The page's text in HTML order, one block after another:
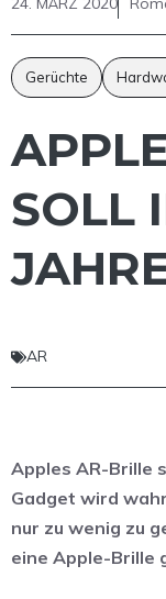
Gerüchte
SOLL
AR
Apples AR-Brille
Gadget wird
nur zu wenig zu
eine Apple-Brille